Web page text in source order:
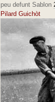
peu defunt Sablon
Pilard Guichòt